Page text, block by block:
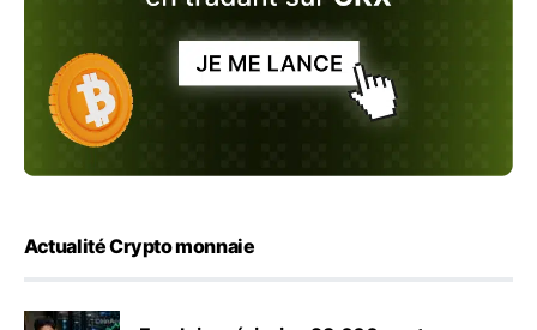
Actualité Crypto monnaie